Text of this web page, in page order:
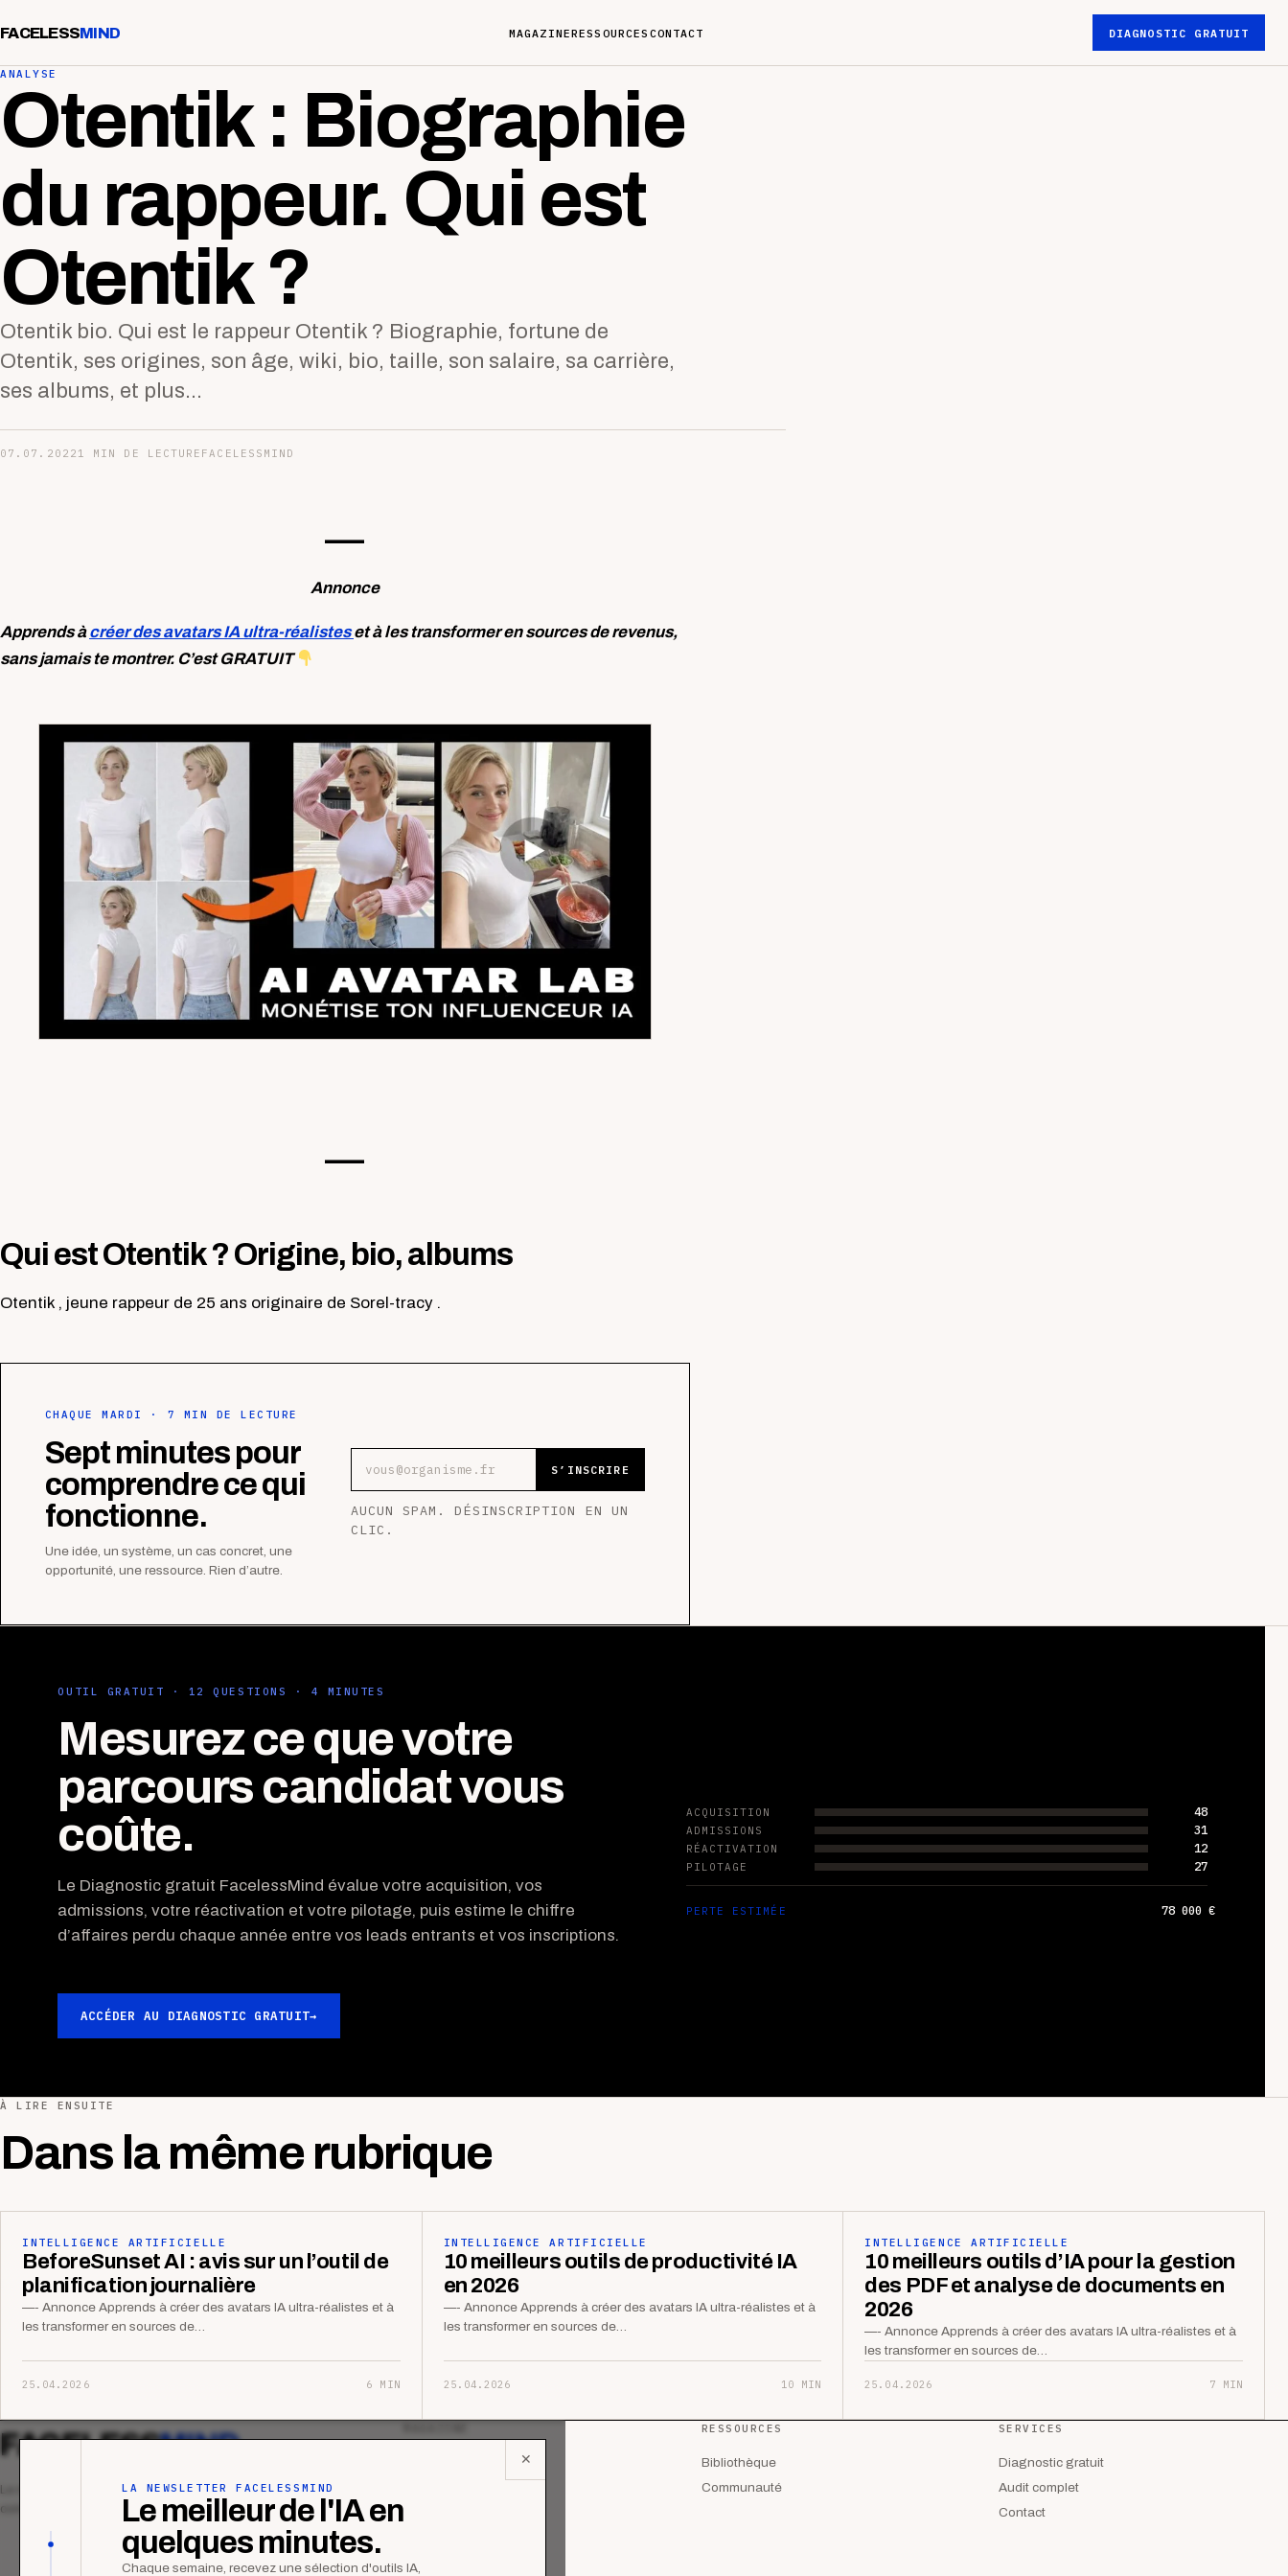
FACELESSMIND MAGAZINERESSOURCES CONTACT DIAGNOSTIC GRATUIT
ANALYSE
Otentik : Biographie
du rappeur. Qui est
Otentik ?
Otentik bio. Qui est le rappeur Otentik ? Biographie, fortune de
Otentik, ses origines, son âge, wiki, bio, taille, son salaire, sa carrière,
ses albums, et plus...
07.07.2022 1 MIN DE LECTURE FACELESSMIND
—-
Annonce
Apprends àcréer des avatars IA ultra-réalisteset à les transformer en sources de revenus,
sans jamais te montrer. C’est GRATUIT
—-
Qui est Otentik ? Origine, bio, albums
Otentik , jeune rappeur de 25 ans originaire de Sorel-tracy .
CHAQUE MARDI · 7 MIN DE LECTURE
Sept minutes pour
comprendre ce qui
fonctionne.
Une idée, un système, un cas concret, une
opportunité, une ressource. Rien d’autre.
Adresse e-mail
S’INSCRIRE
AUCUN SPAM. DÉSINSCRIPTION EN UN
CLIC.
OUTIL GRATUIT · 12 QUESTIONS · 4 MINUTES
Mesurez ce que votre
parcours candidat vous
coûte.
Le Diagnostic gratuit FacelessMind évalue votre acquisition, vos
admissions, votre réactivation et votre pilotage, puis estime le chiffre
d’affaires perdu chaque année entre vos leads entrants et vos inscriptions.
ACCÉDER AU DIAGNOSTIC GRATUIT→
ACQUISITION 48
ADMISSIONS 31
RÉACTIVATION 12
PILOTAGE 27
PERTE ESTIMÉE 78 000 €
À LIRE ENSUITE
Dans la même rubrique
INTELLIGENCE ARTIFICIELLE
BeforeSunset AI : avis sur un l’outil de
planification journalière
—- Annonce Apprends à créer des avatars IA ultra-réalistes et à
les transformer en sources de…
25.04.2026 6 MIN
INTELLIGENCE ARTIFICIELLE
10 meilleurs outils de productivité IA
en 2026
—- Annonce Apprends à créer des avatars IA ultra-réalistes et à
les transformer en sources de…
25.04.2026 10 MIN
INTELLIGENCE ARTIFICIELLE
10 meilleurs outils d’IA pour la gestion
des PDF et analyse de documents en
2026
—- Annonce Apprends à créer des avatars IA ultra-réalistes et à
les transformer en sources de…
25.04.2026 7 MIN
✕
LA NEWSLETTER FACELESSMIND
Le meilleur de l'IA en
quelques minutes.
Chaque semaine, recevez une sélection d'outils IA,
FACELESSMIND
Le média qui mesurent la performance
commerciale des organismes de formation.
RESSOURCES
Bibliothèque
Communauté
SERVICES
Diagnostic gratuit
Audit complet
Contact